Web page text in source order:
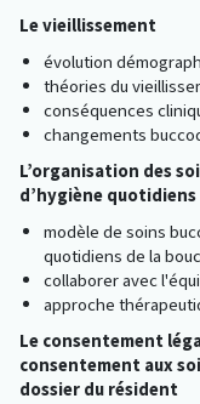
Le vieillissement
évolution
théories du
conséquences
changements
L’organisation des
d’hygiène quotidiens
modèle de soins
quotidiens de la
collaborer avec
approche
Le consentement
consentement aux
dossier du résident